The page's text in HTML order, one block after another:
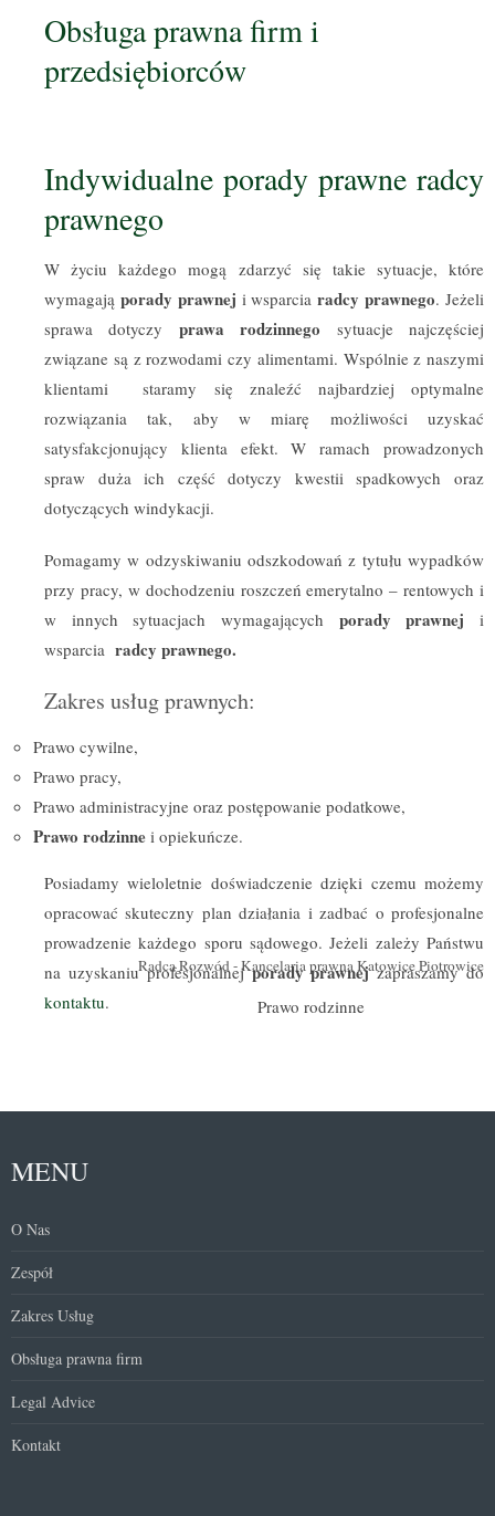
Obsługa prawna firm i
przedsiębiorców
Indywidualne porady prawne radcy
prawnego
W życiu każdego mogą zdarzyć się takie sytuacje, które
wymagają porady prawnej i wsparciaradcy prawnego. Jeżeli
sprawa dotyczy prawa rodzinnego sytuacje najczęściej
związane są z rozwodami czy alimentami. Wspólnie z naszymi
klientami staramy się znaleźć najbardziej optymalne
rozwiązania tak, aby w miarę możliwości uzyskać
satysfakcjonujący klienta efekt. W ramach prowadzonych
spraw duża ich część dotyczy kwestii spadkowych oraz
dotyczących windykacji.
Pomagamy w odzyskiwaniu odszkodowań z tytułu wypadków
przy pracy, w dochodzeniu roszczeń emerytalno – rentowych i
w innych sytuacjach wymagających porady prawnej i
wsparcia radcy prawnego.
Zakres usług prawnych:
Prawo cywilne,
Prawo pracy,
Prawo administracyjne oraz postępowanie podatkowe,
Prawo rodzinne i opiekuńcze.
Posiadamy wieloletnie doświadczenie dzięki czemu możemy
opracować skuteczny plan działania i zadbać o profesjonalne
prowadzenie każdego sporu sądowego. Jeżeli zależy Państwu
na uzyskaniu profesjonalnejporady prawnejzapraszamy do
kontaktu.
Radca Rozwód - Kancelaria prawna Katowice Piotrowice
Prawo rodzinne
MENU
O Nas
Zespół
Zakres Usług
Obsługa prawna firm
Legal Advice
Kontakt